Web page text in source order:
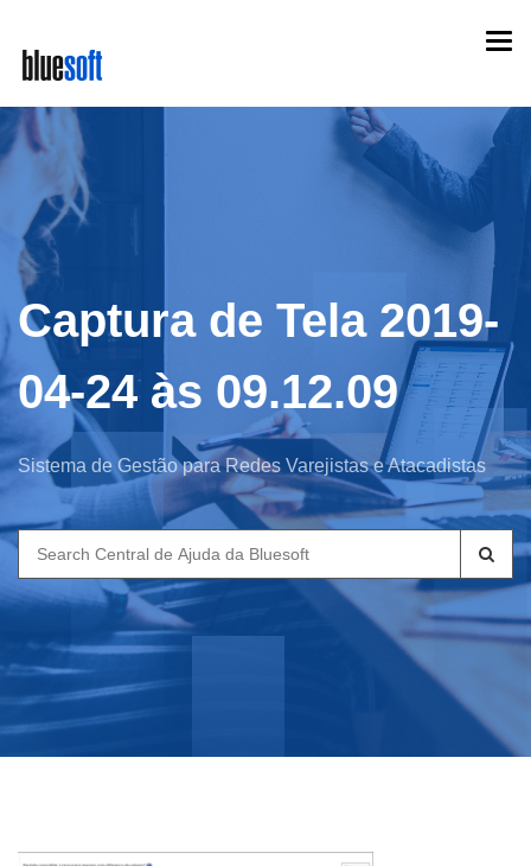
main
content
Captura de Tela 2019-
04-24 às 09.12.09
Sistema de Gestão para Redes Varejistas e Atacadistas
Search
for: